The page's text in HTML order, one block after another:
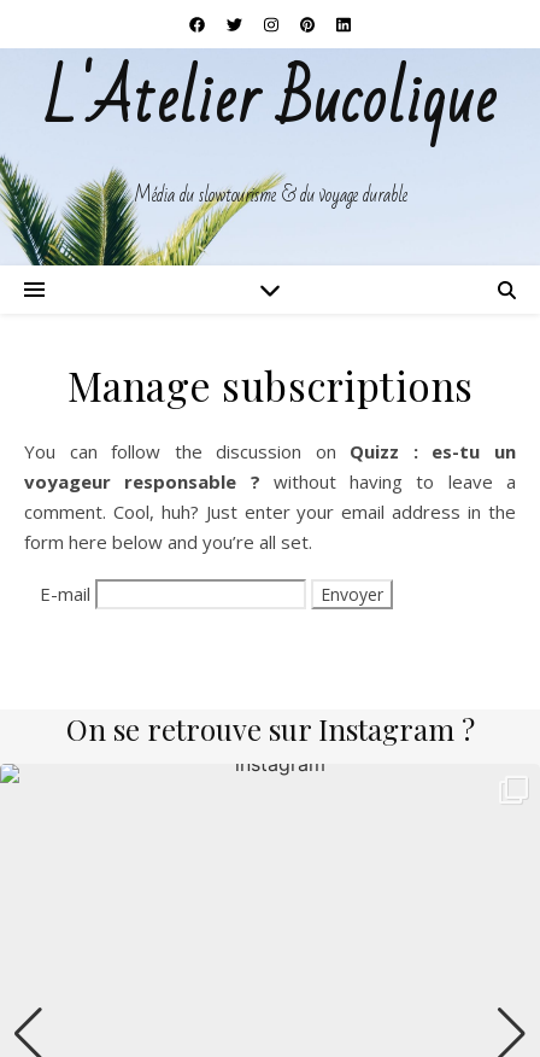
L'Atelier Bucolique
Média du slowtourisme & du voyage durable
Manage subscriptions
You can follow the discussion on Quizz : es-tu un
voyageur responsable ? without having to leave a
comment. Cool, huh? Just enter your email address in the
form here below and you’re all set.
E-mail
On se retrouve sur Instagram ?